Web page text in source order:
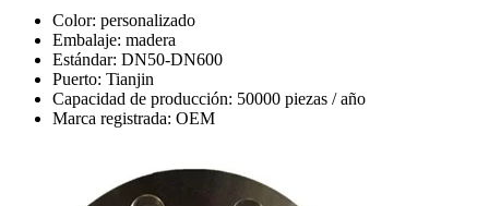
Color: personalizado
Embalaje: madera
Estándar: DN50-DN600
Puerto: Tianjin
Capacidad de producción: 50000 piezas / año
Marca registrada: OEM